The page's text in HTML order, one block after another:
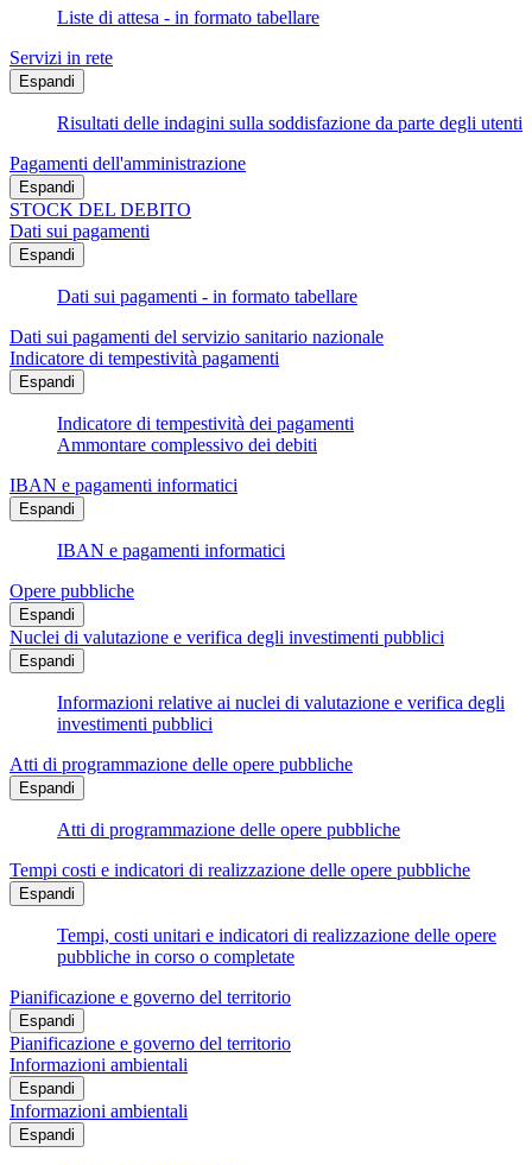
Liste di attesa - in formato tabellare
Servizi in rete
Espandi
Risultati delle indagini sulla soddisfazione da parte degli utenti
Pagamenti dell'amministrazione
Espandi
STOCK DEL DEBITO
Dati sui pagamenti
Espandi
Dati sui pagamenti - in formato tabellare
Dati sui pagamenti del servizio sanitario nazionale
Indicatore di tempestività pagamenti
Espandi
Indicatore di tempestività dei pagamenti
Ammontare complessivo dei debiti
IBAN e pagamenti informatici
Espandi
IBAN e pagamenti informatici
Opere pubbliche
Espandi
Nuclei di valutazione e verifica degli investimenti pubblici
Espandi
Informazioni relative ai nuclei di valutazione e verifica degli
investimenti pubblici
Atti di programmazione delle opere pubbliche
Espandi
Atti di programmazione delle opere pubbliche
Tempi costi e indicatori di realizzazione delle opere pubbliche
Espandi
Tempi, costi unitari e indicatori di realizzazione delle opere
pubbliche in corso o completate
Pianificazione e governo del territorio
Espandi
Pianificazione e governo del territorio
Informazioni ambientali
Espandi
Informazioni ambientali
Espandi